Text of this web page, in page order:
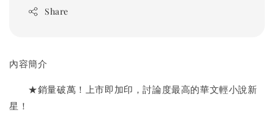
Share
內容簡介
★銷量破萬！上市即加印，討論度最高的華文輕小說新
星！